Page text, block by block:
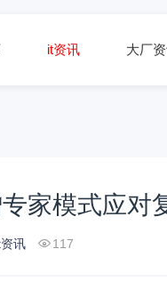
it资讯 大厂
家模式应对
讯 117